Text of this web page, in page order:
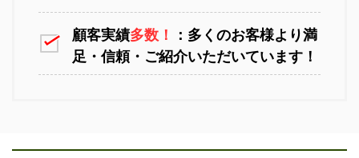
顧客実績多数！
：多くのお客様より満
足・信頼・ご紹介いただいています！